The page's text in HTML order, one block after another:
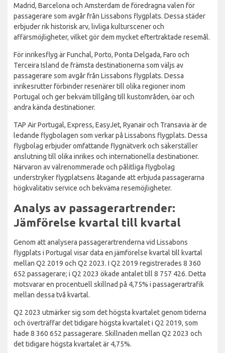
Madrid, Barcelona och Amsterdam de föredragna valen för
passagerare som avgår från Lissabons flygplats. Dessa städer
erbjuder rik historisk arv, livliga kulturscener och
affärsmöjligheter, vilket gör dem mycket eftertraktade resemål.
För inrikesflyg är Funchal, Porto, Ponta Delgada, Faro och
Terceira Island de främsta destinationerna som väljs av
passagerare som avgår från Lissabons flygplats. Dessa
inrikesrutter förbinder resenärer till olika regioner inom
Portugal och ger bekväm tillgång till kustområden, öar och
andra kända destinationer.
TAP Air Portugal, Express, EasyJet, Ryanair och Transavia är de
ledande flygbolagen som verkar på Lissabons flygplats. Dessa
flygbolag erbjuder omfattande flygnätverk och säkerställer
anslutning till olika inrikes och internationella destinationer.
Närvaron av välrenommerade och pålitliga flygbolag
understryker flygplatsens åtagande att erbjuda passagerarna
högkvalitativ service och bekväma resemöjligheter.
Analys av passagerartrender:
Jämförelse kvartal till kvartal
Genom att analysera passagerartrenderna vid Lissabons
flygplats i Portugal visar data en jämförelse kvartal till kvartal
mellan Q2 2019 och Q2 2023. I Q2 2019 registrerades 8 360
652 passagerare; i Q2 2023 ökade antalet till 8 757 426. Detta
motsvarar en procentuell skillnad på 4,75% i passagerartrafik
mellan dessa två kvartal.
Q2 2023 utmärker sig som det högsta kvartalet genom tiderna
och överträffar det tidigare högsta kvartalet i Q2 2019, som
hade 8 360 652 passagerare. Skillnaden mellan Q2 2023 och
det tidigare högsta kvartalet är 4,75%.